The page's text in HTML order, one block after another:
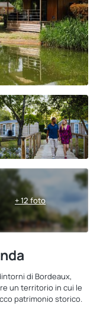
+ 12 foto
di Bordeaux,
un territorio in cui le
patrimonio storico.